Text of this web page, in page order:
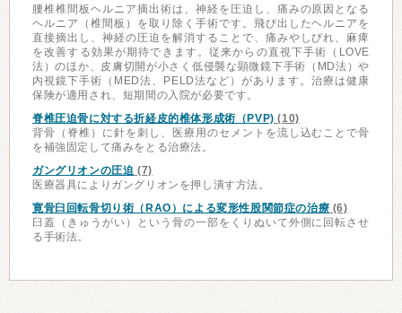
腰椎椎間板ヘルニア摘出術は、神経を圧迫し、痛みの原因となる
ヘルニア（椎間板）を取り除く手術です。飛び出したヘルニアを
直接摘出し、神経の圧迫を解消することで、痛みやしびれ、麻痺
を改善する効果が期待できます。従来からの直視下手術（LOVE
法）のほか、皮膚切開が小さく低侵襲な顕微鏡下手術（MD法）や
内視鏡下手術（MED法、PELD法など）があります。治療は健康
保険が適用され、短期間の入院が必要です。
脊椎圧迫骨に対する折経皮的椎体形成術（PVP) (10)
背骨（脊椎）に針を刺し、医療用のセメントを流し込むことで骨
を補強固定して痛みをとる治療法。
ガングリオンの圧迫 (7)
医療器具によりガングリオンを押し潰す方法。
寛骨臼回転骨切り術（RAO）による変形性股関節症の治療 (6)
臼蓋（きゅうがい）という骨の一部をくりぬいて外側に回転させ
る手術法。